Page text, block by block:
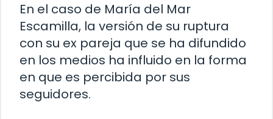
En el caso de María del Mar
Escamilla, la versión de su ruptura
con su ex pareja que se ha difundido
en los medios ha influido en la forma
en que es percibida por sus
seguidores.